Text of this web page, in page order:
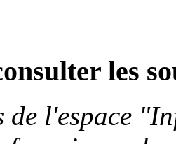
les
de l'espace